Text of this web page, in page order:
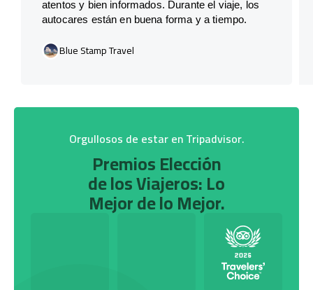
atentos y bien informados. Durante el viaje, los
autocares están en buena forma y a tiempo.
Blue Stamp Travel
Orgullosos de estar en Tripadvisor.
Premios Elección
de los Viajeros: Lo
Mejor de lo Mejor.